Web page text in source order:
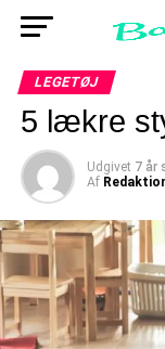
LEGETØJ
5 lækre
Udgivet 7 år
Af